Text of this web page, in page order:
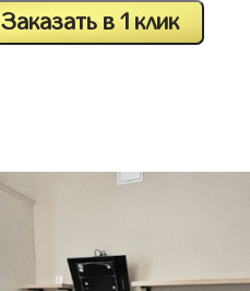
Заказать в 1 клик